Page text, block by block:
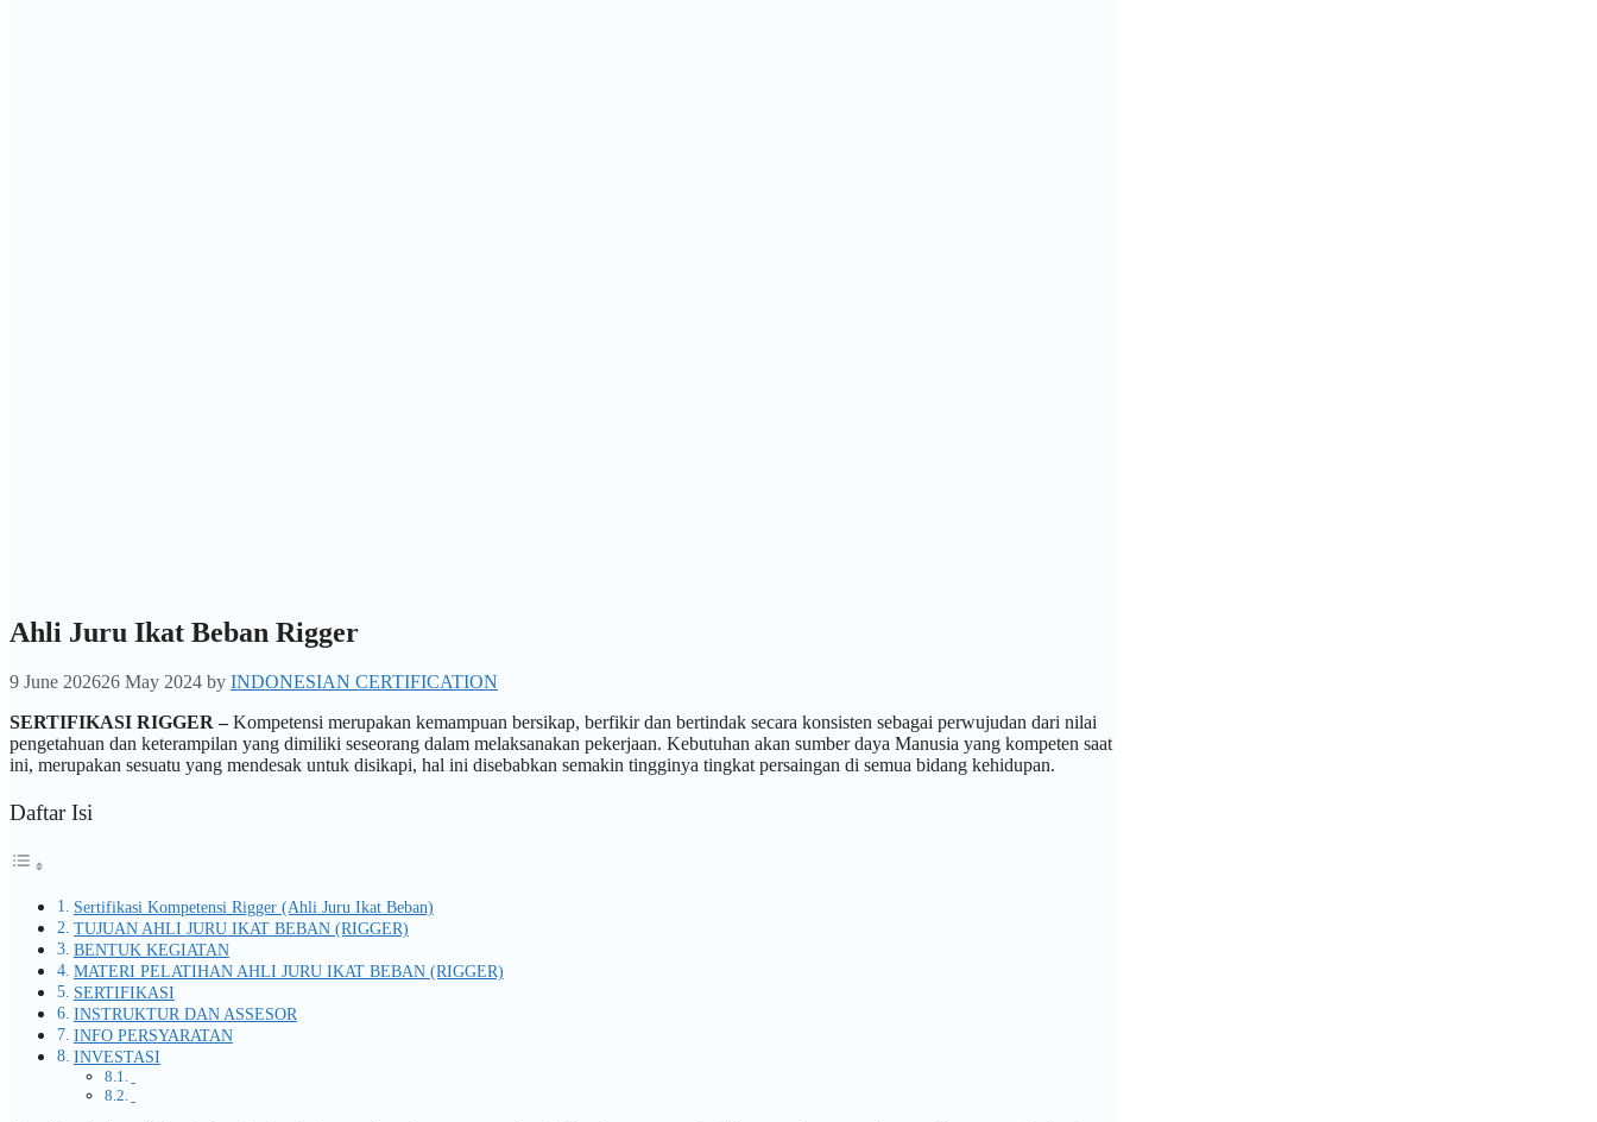
Ahli Juru Ikat Beban Rigger
9 June 202626 May 2024 by INDONESIAN CERTIFICATION
SERTIFIKASI RIGGER –Kompetensi merupakan kemampuan bersikap, berfikir dan bertindak secara konsisten sebagai perwujudan dari nilai
pengetahuan dan keterampilan yang dimiliki seseorang dalam melaksanakan pekerjaan. Kebutuhan akan sumber daya Manusia yang kompeten saat
ini, merupakan sesuatu yang mendesak untuk disikapi, hal ini disebabkan semakin tingginya tingkat persaingan di semua bidang kehidupan.
Daftar Isi
Sertifikasi Kompetensi Rigger (Ahli Juru Ikat Beban)
TUJUAN AHLI JURU IKAT BEBAN (RIGGER)
BENTUK KEGIATAN
MATERI PELATIHAN AHLI JURU IKAT BEBAN (RIGGER)
SERTIFIKASI
INSTRUKTUR DAN ASSESOR
INFO PERSYARATAN
INVESTASI